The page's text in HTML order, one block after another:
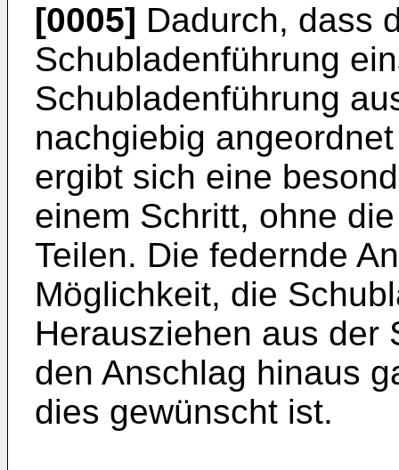
[0005] Dadurch, dass
Schubladenführung
Schubladenführung
nachgiebig
ergibt sich eine
einem Schritt, ohne
Teilen. Die federnde
Möglichkeit, die
Herausziehen aus der
den Anschlag hinaus
dies gewünscht ist.